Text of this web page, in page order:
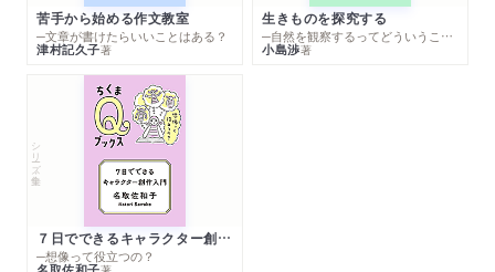
苦手から始める作文教室
─文章が書けたらいいことはある？
津村記久子著
生きものを探究する
─自然を観察するってどういうこと？
小島渉著
シリーズ・全集
７日でできるキャラクター創作入門
─想像って役立つの？